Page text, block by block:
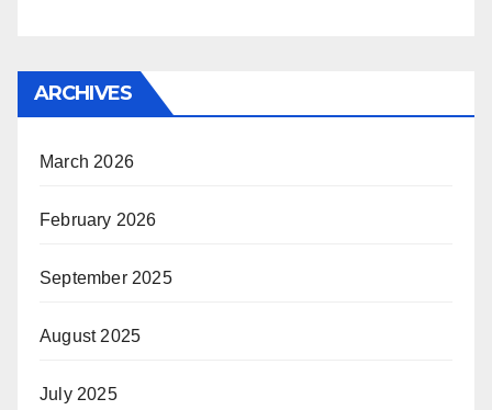
ARCHIVES
March 2026
February 2026
September 2025
August 2025
July 2025